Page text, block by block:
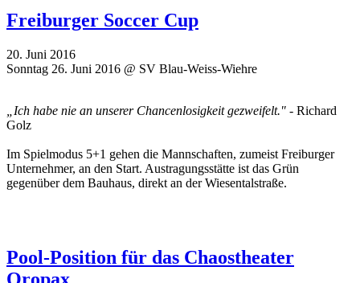
Freiburger Soccer Cup
20. Juni 2016
Sonntag 26. Juni 2016 @ SV Blau-Weiss-Wiehre
„Ich habe nie an unserer Chancenlosigkeit gezweifelt." - Richard
Golz
Im Spielmodus 5+1 gehen die Mannschaften, zumeist Freiburger
Unternehmer, an den Start. Austragungsstätte ist das Grün
gegenüber dem Bauhaus, direkt an der Wiesentalstraße.
Pool-Position für das Chaostheater